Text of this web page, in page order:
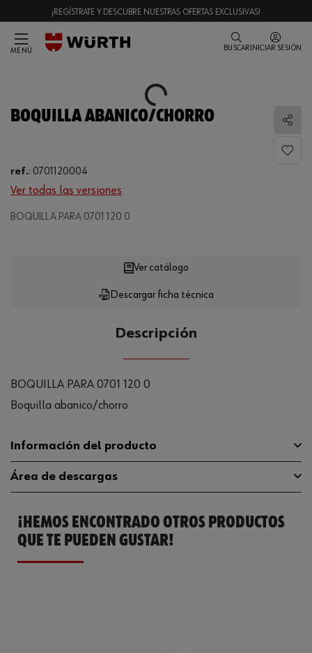
¡REGÍSTRATE Y DESCUBRE NUESTRAS OFERTAS EXCLUSIVAS!
MENÚ BUSCAR INICIAR SESIÓN
Loading...
BOQUILLA ABANICO/CHORRO
ref.: 0701120004
Ver todas las versiones
BOQUILLA PARA 0701 120 0
Loading...
Descargar ficha técnica
Ver catálogo
Descripción
BOQUILLA PARA 0701 120 0
Boquilla abanico/chorro
Información del producto
Material PA 6.6
Presión máxima de
funcionamiento
130 bar
Área de descargas
Catálogo General 0701120004
Ficha Técnica
¡HEMOS ENCONTRADO OTROS PRODUCTOS
QUE TE PUEDEN GUSTAR!